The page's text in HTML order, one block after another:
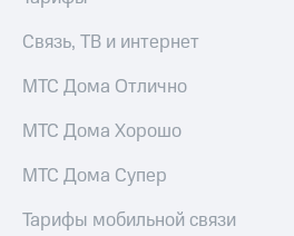
Собрания
акционеров
кабинет
Акционерный
Контроль
аудит
Связь, ТВ и интернет
МТС Дома Отлично
МТС Дома Хорошо
МТС Дома Супер
Тарифы мобильной связи